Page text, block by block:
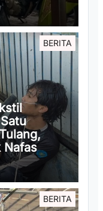
BERITA
Nafas
BERITA